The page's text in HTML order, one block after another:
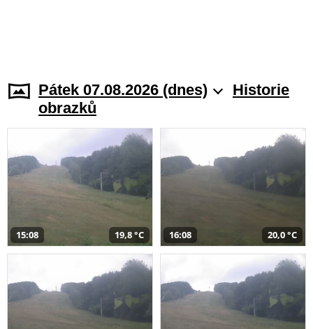
Pátek 07.08.2026 (dnes)
Historie
obrazků
15:08 19,8 °C 16:08 20,0 °C